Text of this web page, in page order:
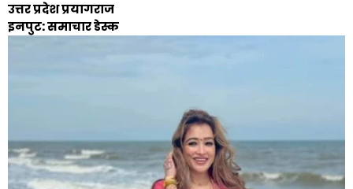
उत्तर प्रदेश प्रयागराज
इनपुट: समाचार डेस्क